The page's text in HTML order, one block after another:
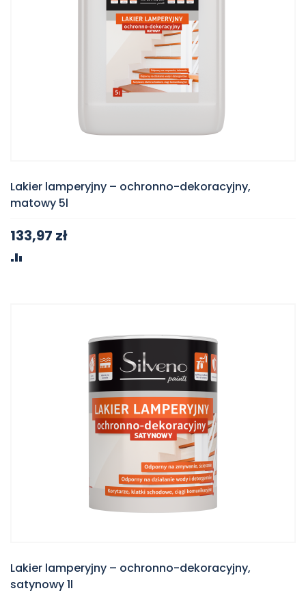
Lakier lamperyjny – ochronno-dekoracyjny,
matowy 5l
133,97 zł
Lakier lamperyjny – ochronno-dekoracyjny,
satynowy 1l